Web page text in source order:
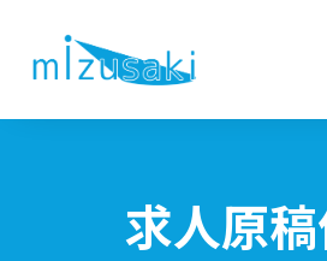
求人原